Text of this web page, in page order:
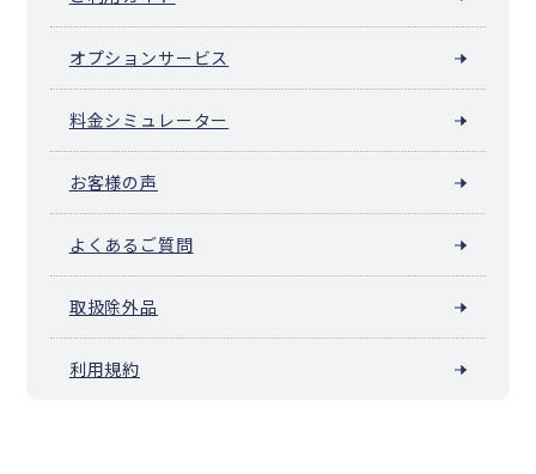
オプションサービス
料金シミュレーター
お客様の声
よくあるご質問
取扱除外品
利用規約